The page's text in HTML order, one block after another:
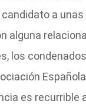
a
alguna
los
es recurrible